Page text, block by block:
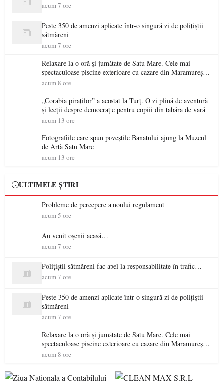
acum 7 ore
Peste 350 de amenzi aplicate într-o singură zi de polițiștii
sătmăreni
acum 7 ore
Relaxare la o oră și jumătate de Satu Mare. Cele mai
spectaculoase piscine exterioare cu cazare din Maramureș,
ideale pentru o escapadă de vară
acum 8 ore
„Corabia piraților” a acostat la Turț. O zi plină de aventură
și lecții despre democrație pentru copiii din tabăra de vară
acum 13 ore
Fotografiile care spun poveștile Banatului ajung la Muzeul
de Artă Satu Mare
acum 13 ore
ULTIMELE ȘTIRI
Probleme de percepere a noului regulament
acum 5 ore
Au venit oșenii acasă…
acum 7 ore
Polițiștii sătmăreni fac apel la responsabilitate în trafic…
acum 7 ore
Peste 350 de amenzi aplicate într-o singură zi de polițiștii
sătmăreni
acum 7 ore
Relaxare la o oră și jumătate de Satu Mare. Cele mai
spectaculoase piscine exterioare cu cazare din Maramureș,
ideale pentru o escapadă de vară
acum 8 ore